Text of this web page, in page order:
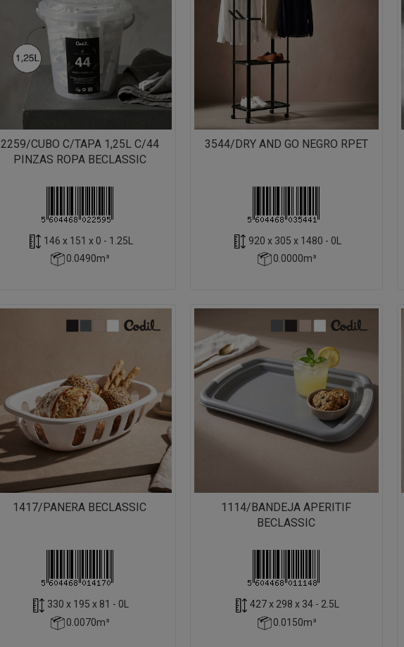
2259/CUBO C/TAPA 1,25L C/44
PINZAS ROPA BECLASSIC
146 x 151 x 0 - 1.25L
0.0490m³
3544/DRY AND GO NEGRO RPET
920 x 305 x 1480 - 0L
0.0000m³
1417/PANERA BECLASSIC
330 x 195 x 81 - 0L
0.0070m³
1114/BANDEJA APERITIF
BECLASSIC
427 x 298 x 34 - 2.5L
0.0150m³